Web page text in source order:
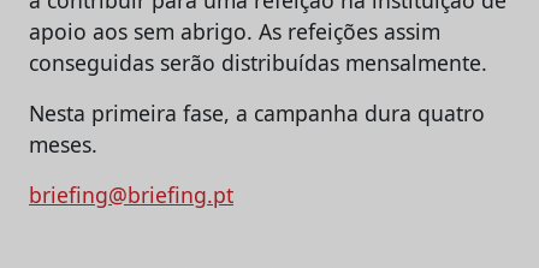
apoio aos sem abrigo. As refeições assim
conseguidas serão distribuídas mensalmente.
Nesta primeira fase, a campanha dura quatro
meses.
briefing@briefing.pt